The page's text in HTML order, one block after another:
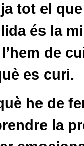
tot el
és la
de
es curi.
he de
la